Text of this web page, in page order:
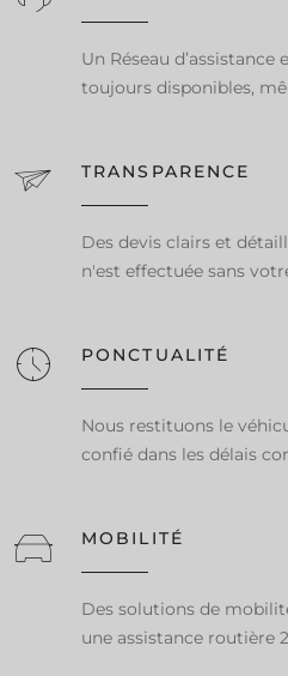
Un Réseau
toujours disponibles,
TRANSPARENCE
Des devis clairs et
n'est effectuée sans
PONCTUALITÉ
Nous restituons le
confié dans les délais
MOBILITÉ
Des solutions de
une assistance routière